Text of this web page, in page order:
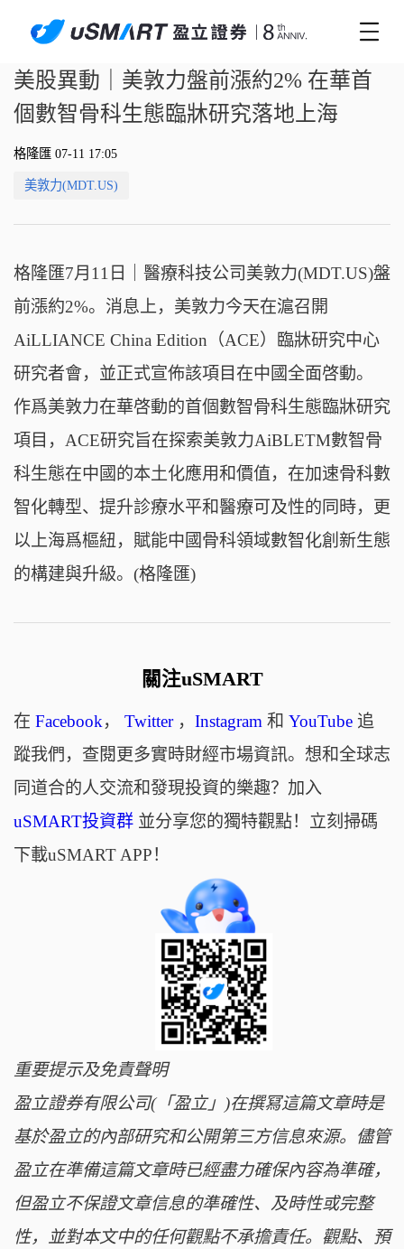
美股異動｜美敦力盤前漲約2% 在華首
個數智骨科生態臨牀研究落地上海
格隆匯 07-11 17:05
美敦力(MDT.US)
格隆匯7月11日｜醫療科技公司美敦力(MDT.US)盤
前漲約2%。消息上，美敦力今天在滬召開
AiLLIANCE China Edition（ACE）臨牀研究中心
研究者會，並正式宣佈該項目在中國全面啓動。
作爲美敦力在華啓動的首個數智骨科生態臨牀研究
項目，ACE研究旨在探索美敦力AiBLETM數智骨
科生態在中國的本土化應用和價值，在加速骨科數
智化轉型、提升診療水平和醫療可及性的同時，更
以上海爲樞紐，賦能中國骨科領域數智化創新生態
的構建與升級。(格隆匯)
關注uSMART
在 Facebook， Twitter， Instagram和 YouTube追
蹤我們，查閱更多實時財經市場資訊。想和全球志
同道合的人交流和發現投資的樂趣？加入
uSMART投資群並分享您的獨特觀點！立刻掃碼
下載uSMART APP！
重要提示及免責聲明
盈立證券有限公司(「盈立」)在撰冩這篇文章時是
基於盈立的內部研究和公開第三方信息來源。儘管
盈立在準備這篇文章時已經盡力確保內容為準確，
但盈立不保證文章信息的準確性、及時性或完整
性，並對本文中的任何觀點不承擔責任。觀點、預